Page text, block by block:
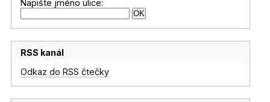
Napište jméno ulice:
RSS kanál
Odkaz do RSS čtečky